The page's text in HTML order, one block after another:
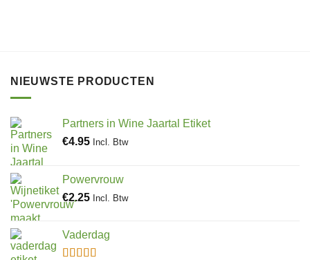
NIEUWSTE PRODUCTEN
Partners in Wine Jaartal Etiket
€4.95 Incl. Btw
Powervrouw
€2.25 Incl. Btw
Vaderdag